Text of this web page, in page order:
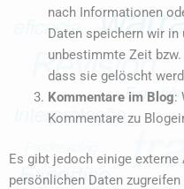
nach Informationen
Daten speichern wir in
unbestimmte Zeit
dass sie gelöscht
Kommentare im Blog:
Kommentare zu
Es gibt jedoch einige
persönlichen Daten